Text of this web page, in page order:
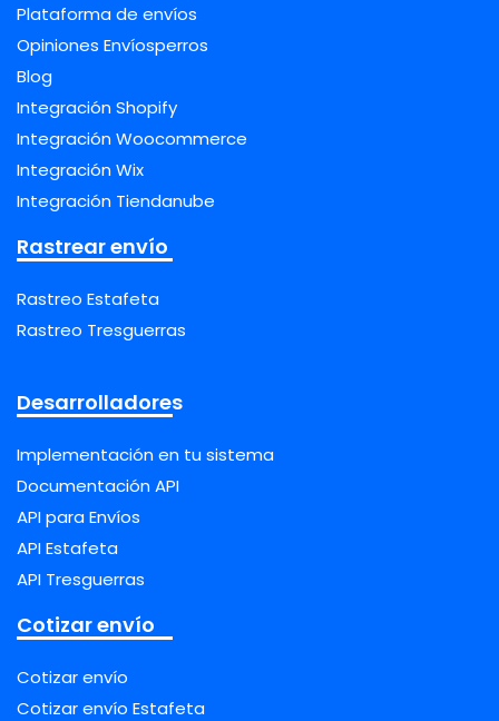
Plataforma de envíos
Opiniones Envíosperros
Blog
Integración Shopify
Integración Woocommerce
Integración Wix
Integración Tiendanube
Rastrear envío
Rastreo Estafeta
Rastreo Tresguerras
Desarrolladores
Implementación en tu sistema
Documentación API
API para Envíos
API Estafeta
API Tresguerras
Cotizar envío
Cotizar envío
Cotizar envío Estafeta